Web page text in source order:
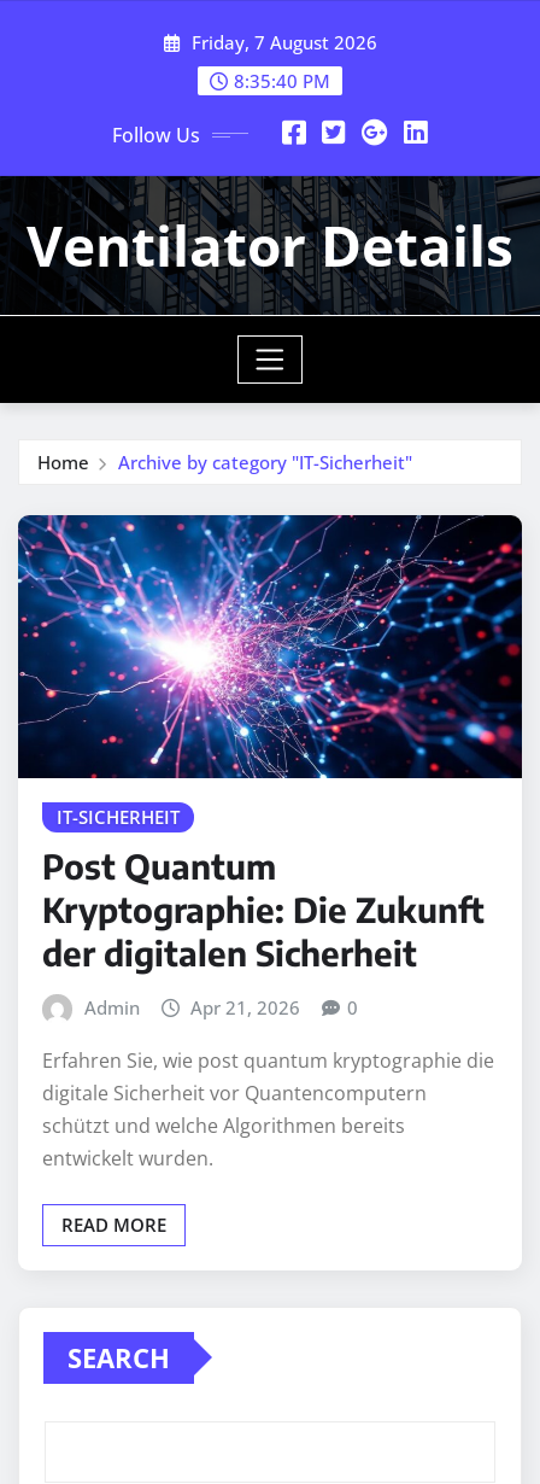
Friday, 7 August 2026
8:35:40 PM
Follow Us
Ventilator Details
Home Archive by category "IT-Sicherheit"
IT-SICHERHEIT
Post Quantum
Kryptographie: Die Zukunft
der digitalen Sicherheit
Admin Apr 21, 2026 0
Erfahren Sie, wie post quantum kryptographie die
digitale Sicherheit vor Quantencomputern
schützt und welche Algorithmen bereits
entwickelt wurden.
READ MORE
SEARCH